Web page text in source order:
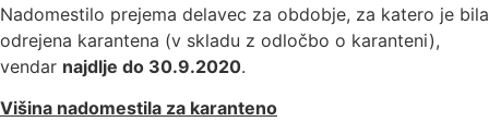
Nadomestilo prejema delavec za obdobje, za katero je bila
odrejena karantena (v skladu z odločbo o karanteni),
vendar najdlje do 30.9.2020.
Višina nadomestila za karanteno